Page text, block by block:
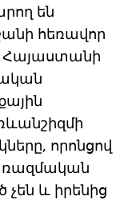
են
հեռավոր
Հայաստանի
որոնցով
ռազմական
չեն և իրենից